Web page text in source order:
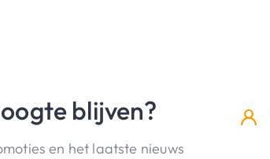
blijven?
en het laatste nieuws